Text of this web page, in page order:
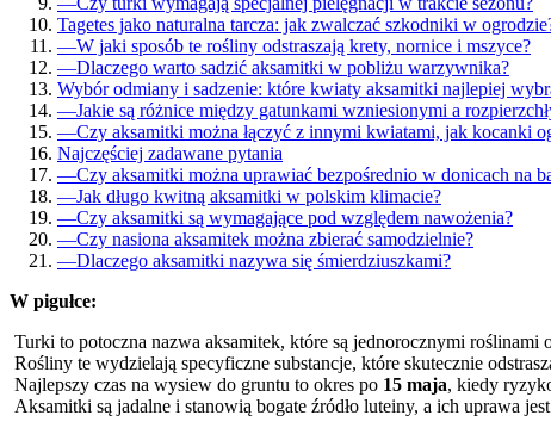
Tagetes jako naturalna tarcza: jak zwalczać szkodniki w
—W jaki sposób te rośliny odstraszają krety, nornice i mszyce?
—Dlaczego warto sadzić aksamitki w pobliżu warzywnika?
Wybór odmiany i sadzenie: które kwiaty aksamitki najlepiej
—Jakie są różnice między gatunkami wzniesionymi a
—Czy aksamitki można łączyć z innymi kwiatami, jak kocanki
Najczęściej zadawane pytania
—Czy aksamitki można uprawiać bezpośrednio w donicach na
—Jak długo kwitną aksamitki w polskim klimacie?
—Czy aksamitki są wymagające pod względem nawożenia?
—Czy nasiona aksamitek można zbierać samodzielnie?
—Dlaczego aksamitki nazywa się śmierdziuszkami?
W pigułce:
Turki to potoczna nazwa aksamitek, które są jednorocznymi roślinami
Rośliny te wydzielają specyficzne substancje, które skutecznie
Najlepszy czas na wysiew do gruntu to okres po 15 maja, kiedy
Aksamitki są jadalne i stanowią bogate źródło luteiny, a ich uprawa